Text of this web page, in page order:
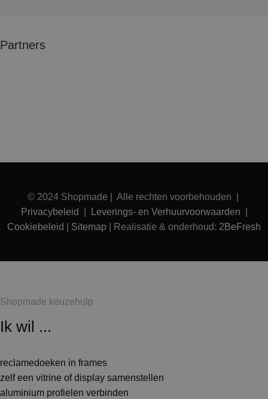
Partners
© 2024 Shopmade | Alle rechten voorbehouden |
Privacybeleid
Leverings- en Verhuurvoorwaarden
Cookiebeleid
Sitemap | Realisatie & onderhoud: 2BeFresh
Shopmade keuzehulp
Ik wil ...
reclamedoeken in frames
zelf een vitrine of display samenstellen
aluminium profielen verbinden